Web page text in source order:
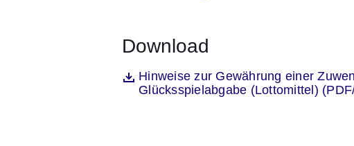
Download
DateiHinweise zur Gewährung einer
Glücksspielabgabe (Lottomittel)
Öffnet sich in einem neuen Fenster